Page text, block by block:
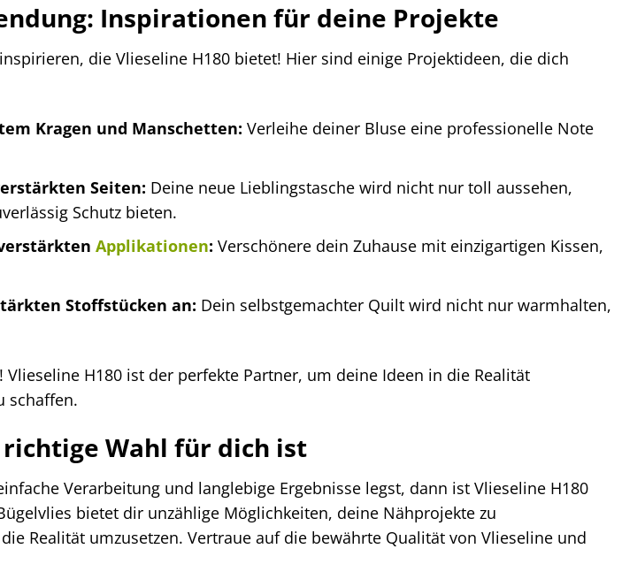
Inspirationen für deine Projekte
die Vlieseline H180 bietet! Hier sind einige Projektideen, die dich
Kragen und Manschetten: Verleihe deiner Bluse eine professionelle Note
Seiten: Deine neue Lieblingstasche wird nicht nur toll aussehen,
Schutz bieten.
Applikationen: Verschönere dein Zuhause mit einzigartigen Kissen,
Stoffstücken an: Dein selbstgemachter Quilt wird nicht nur warmhalten,
H180 ist der perfekte Partner, um deine Ideen in die Realität
schaffen.
Wahl für dich ist
Verarbeitung und langlebige Ergebnisse legst, dann ist Vlieseline H180
bietet dir unzählige Möglichkeiten, deine Nähprojekte zu
Realität umzusetzen. Vertraue auf die bewährte Qualität von Vlieseline und